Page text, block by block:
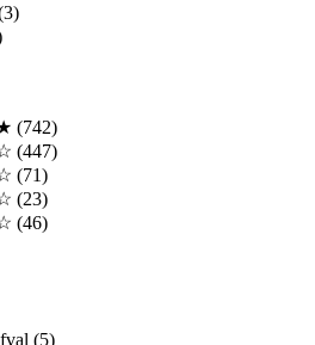
(71)
(23)
(46)
(5)